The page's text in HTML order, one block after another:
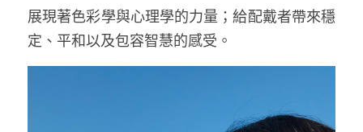
展現著色彩學與心理學的力量；給配戴者帶來穩
定、平和以及包容智慧的感受。